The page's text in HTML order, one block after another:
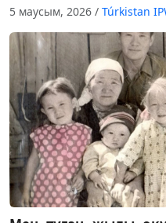
5 маусым, 2026 / Túrkіstan